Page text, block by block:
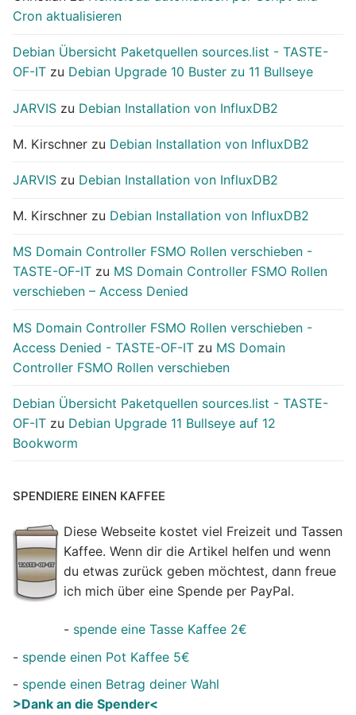
Cron aktualisieren
Debian Übersicht Paketquellen sources.list - TASTE-
OF-IT zu Debian Upgrade 10 Buster zu 11 Bullseye
JARVIS zu Debian Installation von InfluxDB2
M. Kirschner zu Debian Installation von InfluxDB2
JARVIS zu Debian Installation von InfluxDB2
M. Kirschner zu Debian Installation von InfluxDB2
MS Domain Controller FSMO Rollen verschieben -
TASTE-OF-IT zu MS Domain Controller FSMO Rollen
verschieben – Access Denied
MS Domain Controller FSMO Rollen verschieben -
Access Denied - TASTE-OF-IT zu MS Domain
Controller FSMO Rollen verschieben
Debian Übersicht Paketquellen sources.list - TASTE-
OF-IT zu Debian Upgrade 11 Bullseye auf 12
Bookworm
SPENDIERE EINEN KAFFEE
Diese Webseite kostet viel Freizeit und Tassen
Kaffee. Wenn dir die Artikel helfen und wenn
du etwas zurück geben möchtest, dann freue
ich mich über eine Spende per PayPal.
- spende eine Tasse Kaffee 2€
- spende einen Pot Kaffee 5€
- spende einen Betrag deiner Wahl
>Dank an die Spender<